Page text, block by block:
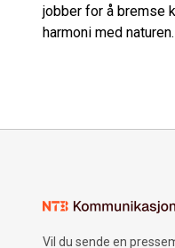
jobber for å bremse
harmoni med naturen.
Vil du sende en